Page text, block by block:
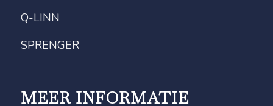
Q-LINN
SPRENGER
MEER INFORMATIE